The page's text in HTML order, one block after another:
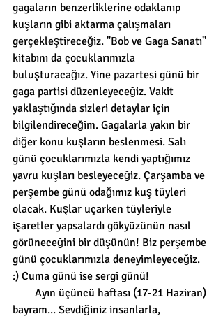
gagaların benzerliklerine odaklanıp
kuşların gibi aktarma çalışmaları
gerçekleştireceğiz. "Bob ve Gaga Sanatı"
kitabını da çocuklarımızla
buluşturacağız. Yine pazartesi günü bir
gaga partisi düzenleyeceğiz. Vakit
yaklaştığında sizleri detaylar için
bilgilendireceğim. Gagalarla yakın bir
diğer konu kuşların beslenmesi. Salı
günü çocuklarımızla kendi yaptığımız
yavru kuşları besleyeceğiz. Çarşamba ve
perşembe günü odağımız kuş tüyleri
olacak. Kuşlar uçarken tüyleriyle
işaretler yapsalardı gökyüzünün nasıl
görüneceğini bir düşünün! Biz perşembe
günü çocuklarımızla deneyimleyeceğiz.
:) Cuma günü ise sergi günü!
Ayın üçüncü haftası (17-21 Haziran)
bayram... Sevdiğiniz insanlarla,